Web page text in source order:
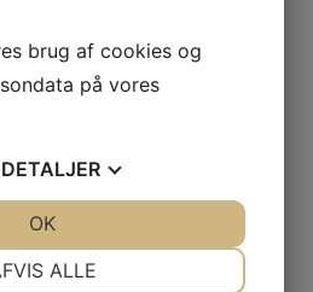
valg af den bedste
gulvvaskemaskiner
– kan håndteres af alle
brug af cookies og
på vores
DETALJER
ALLE
OK